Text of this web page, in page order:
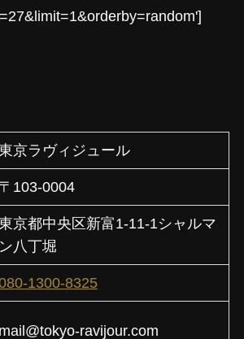
京ラヴィジュール
〒103-0004
京都中央区新富1-11-1シャルマ
ン八丁堀
1300-8325
mail@tokyo-ravijour.com